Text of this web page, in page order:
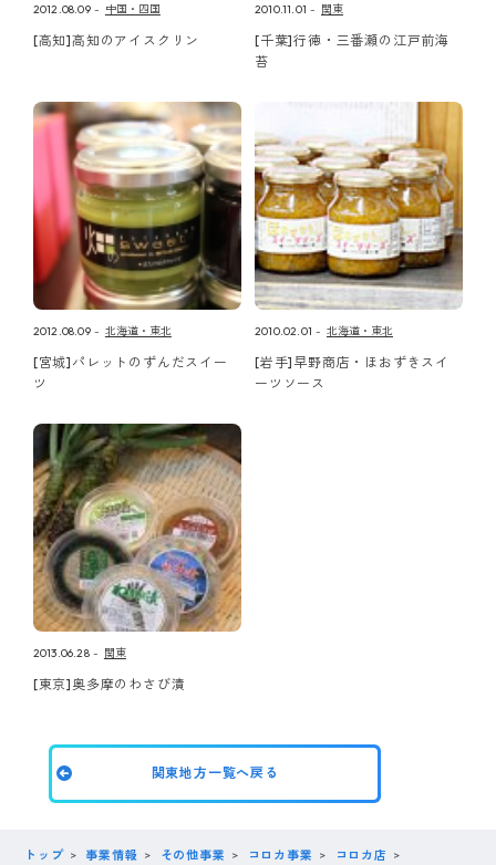
2012.08.09 中国・四国
[高知]高知のアイスクリン
2010.11.01 関東
[千葉]行徳・三番瀬の江戸前海
苔
2012.08.09 北海道・東北
[宮城]パレットのずんだスイー
ツ
2010.02.01 北海道・東北
[岩手]早野商店・ほおずきスイ
ーツソース
2013.06.28 関東
[東京]奥多摩のわさび漬
関東地方一覧へ戻る
トップ 事業情報 その他事業 コロカ事業 コロカ店